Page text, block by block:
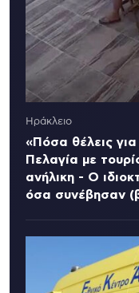
Ηράκλειο
«Πόσα θέλεις
Πελαγία με
ανήλικη - Ο
όσα συνέβησαν